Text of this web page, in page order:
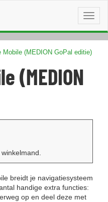
Mobile (MEDION GoPal editie)
(MEDION
breidt je navigatiesysteem
handige extra functies:
op en deel deze met